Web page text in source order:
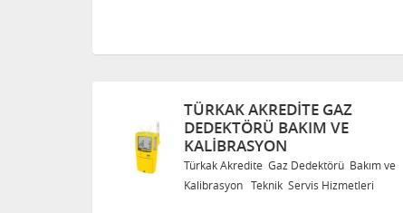
TÜRKAK AKREDITE GAZ
DEDEKTÖRÜ BAKIM VE
KALIBRASYON
Türkak Akredite Gaz Dedektörü Bakım ve
Kalibrasyon Teknik Servis Hizmetleri